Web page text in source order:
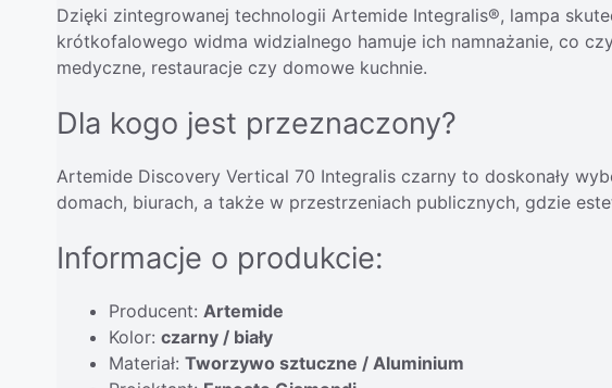
Dzięki zintegrowanej technologii Artemide Integralis®, lampa
krótkofalowego widma widzialnego hamuje ich namnażanie, co
medyczne, restauracje czy domowe kuchnie.
Dla kogo jest przeznaczony?
Artemide Discovery Vertical 70 Integralis czarny to doskonały
domach, biurach, a także w przestrzeniach publicznych, gdzie
Informacje o produkcie:
Producent: Artemide
Kolor: czarny / biały
Materiał: Tworzywo sztuczne / Aluminium